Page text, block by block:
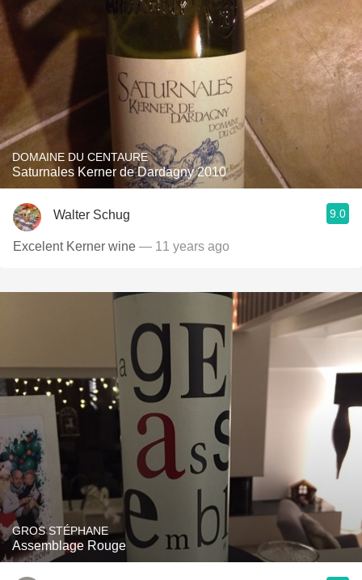
DOMAINE DU CENTAURE
Saturnales Kerner de Dardagny 2010
Walter Schug 9.0
Excelent Kerner wine — 11 years ago
GROS STÉPHANE
Assemblage Rouge